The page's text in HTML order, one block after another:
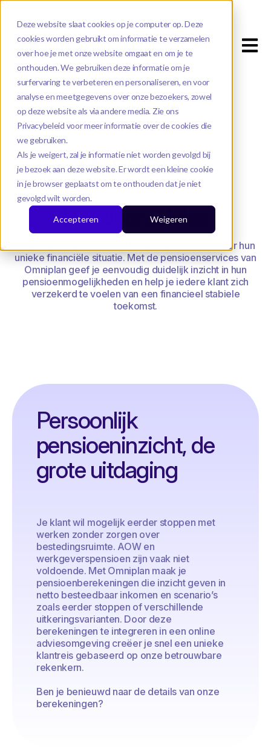
Deze website slaat cookies op je computer op. Deze
cookies worden gebruikt om informatie te verzamelen
over hoe je met onze website omgaat en om je te
onthouden. We gebruiken deze informatie om je
surfervaring te verbeteren en personaliseren, en voor
analyse en meetgegevens over onze bezoekers, zowel
op deze website als via andere media. Zie ons
Privacybeleid voor meer informatie over de cookies die
we gebruiken.
Als je weigert, zal je informatie niet worden gevolgd bij
je bezoek aan deze website. Er wordt een kleine cookie
in je browser geplaatst om te onthouden dat je niet
gevolgd wilt worden.
Accepteren Weigeren
Open
Pensioen
Pensioenadvies
Als pensioenprofessional begeleid je klanten door hun
unieke financiële situatie. Met de pensioenservices van
Omniplan geef je eenvoudig duidelijk inzicht in hun
pensioenmogelijkheden en help je iedere klant zich
verzekerd te voelen van een financieel stabiele
toekomst.
Persoonlijk
pensioeninzicht, de
grote uitdaging
Je klant wil mogelijk eerder stoppen met
werken zonder zorgen over
bestedingsruimte. AOW en
werkgeverspensioen zijn vaak niet
voldoende. Met Omniplan maak je
pensioenberekeningen die inzicht geven in
netto besteedbaar inkomen en scenario’s
zoals eerder stoppen of verschillende
uitkeringsvarianten. Door deze
berekeningen te integreren in een online
adviesomgeving creëer je snel een unieke
klantreis gebaseerd op onze betrouwbare
rekenkern.
Ben je benieuwd naar de details van onze
berekeningen?